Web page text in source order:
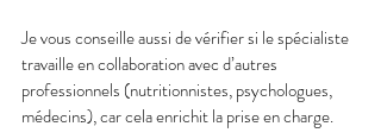
Je vous conseille aussi de vérifier si le spécialiste
travaille en collaboration avec d’autres
professionnels (nutritionnistes, psychologues,
médecins), car cela enrichit la prise en charge.